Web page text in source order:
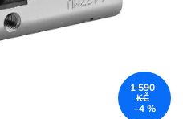
1 590
KČ
–4 %